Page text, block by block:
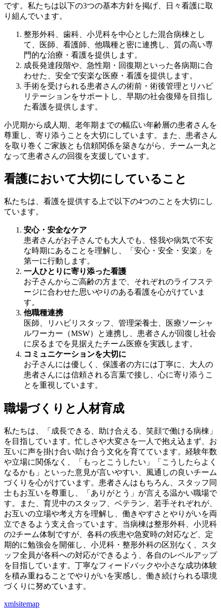
です。私たちは以下の3つの基本方針を掲げ、日々看護に取
り組んでいます。
整形外科、歯科、小児科を中心とした混合病棟とし
て、医師、看護師、他職種と密に連携し、質の高い専
門的な治療・看護を提供します。
成長発達段階や、急性期・回復期といった各病期に合
わせた、安全で安楽な医療・看護を提供します。
手術を受けられる患者さんの術前・術後管理とリハビ
リテーションをサポートし、早期の社会復帰を目指し
た看護を提供します。
小児期から成人期、老年期までの幅広い年齢層の患者さんを
尊重し、寄り添うことを大切にしています。また、患者さん
を取り巻くご家族とも信頼関係を築きながら、チーム一丸と
なって患者さんの回復を支援しています。
看護において大切にしていること
私たちは、看護を提供する上で以下の4つのことを大切にし
ています。
安心・安全なケア
患者さんがお子さんでも大人でも、怪我や病気で不安
な時期にあることを理解し、「安心・安全・安楽」を
第一に行動します。
一人ひとりに寄り添った看護
お子さんからご高齢の方まで、それぞれのライフステ
ージに合わせた思いやりのある看護を心がけていま
す。
他職種連携
医師、リハビリスタッフ、管理栄養士、医療ソーシャ
ルワーカー（MSW）と連携し、患者さんが回復し社会
に戻るまでを見据えたチーム医療を実践します。
コミュニケーションを大切に
お子さんには優しく、保護者の方には丁寧に、大人の
患者さんには信頼される言葉で接し、心に寄り添うこ
とを重視しています。
職場づくりと人材育成
私たちは、「成長できる、助け合える、笑顔で働ける病棟」
を目指しています。忙しさや大変さを一人で抱え込まず、お
互いに声を掛け合い助け合う文化を育てています。経験年数
や立場に関係なく、「もっとこうしたい」「こうしたらよく
なるかも」といった意見が言いやすい、風通しの良いチーム
づくりを心がけています。患者さんはもちろん、スタッフ同
士もお互いを尊重し、「ありがとう」が言える温かい職場で
す。また、育児中のスタッフ、ベテラン、若手それぞれが、
お互いの立場や考え方を理解し、働きやすさとやりがいを両
立できるよう支え合っています。当病棟は整形外科、小児科
の2チーム体制ですが、各科の疾患や急変時の対応など、定
期的に勉強会を開催し、小児科・整形外科の区別なく、スタ
ッフ全員が各科への対応ができるよう、各自のレベルアップ
を目指しています。丁寧なフィードバックや小さな成功体験
を積み重ねることでやりがいを実感し、働き続けられる環境
づくりに努めています。
xmlsitemap